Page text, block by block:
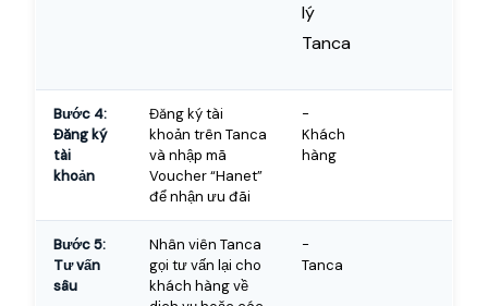
lý
Tanca
Bước 4:
Đăng ký
tài
khoản
Đăng ký tài
khoản trên Tanca
và nhập mã
Voucher “Hanet”
để nhận ưu đãi
-
Khách
hàng
Bước 5:
Tư vấn
sâu
Nhân viên Tanca
gọi tư vấn lại cho
khách hàng về
-
Tanca